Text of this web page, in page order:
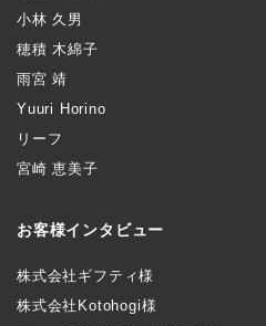
小林 久男
穂積 木綿子
雨宮 靖
Yuuri Horino
リーフ
宮崎 恵美子
お客様インタビュー
株式会社ギフティ様
株式会社Kotohogi様